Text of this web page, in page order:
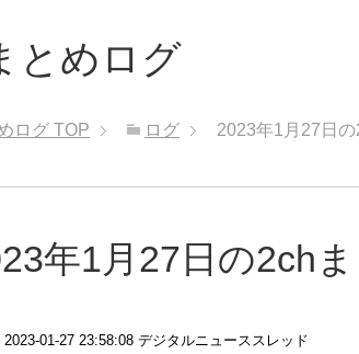
とめログ
ログ TOP ログ 2023年1月27日
年1月27日の2ch
2023-01-27 23:58:08 デジタルニューススレッド